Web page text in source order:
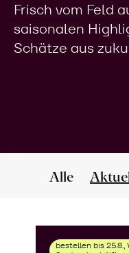
Frisch vom Feld
saisonalen
Schätze aus
Alle
bestellen bis